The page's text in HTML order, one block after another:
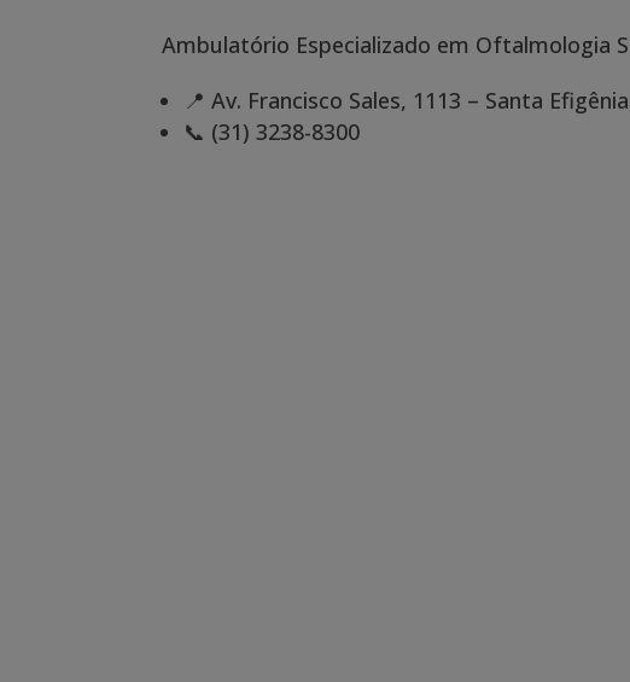
Ambulatório Especializado em Oftalmologia
📍 Av. Francisco Sales, 1113 – Santa
📞 (31) 3238-8300